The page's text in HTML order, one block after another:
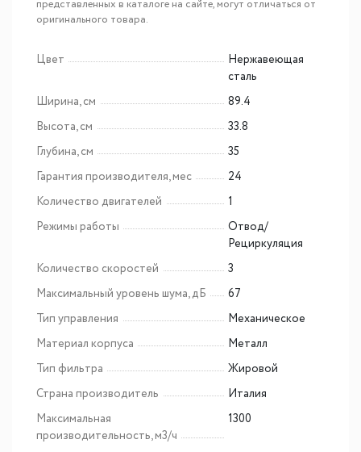
представленных в каталоге на сайте, могут отличаться от
оригинального товара.
Цвет
Нержавеющая
сталь
Ширина, см
89.4
Высота, см
33.8
Глубина, см
35
Гарантия производителя, мес
24
Количество двигателей
1
Режимы работы
Отвод/
Рециркуляция
Количество скоростей
3
Максимальный уровень шума, дБ
67
Тип управления
Механическое
Материал корпуса
Металл
Тип фильтра
Жировой
Страна производитель
Италия
Максимальная
производительность, м3/ч
1300